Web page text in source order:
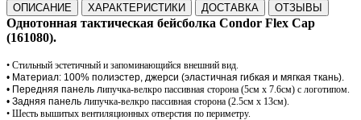
ОПИСАНИЕ ХАРАКТЕРИСТИКИ ДОСТАВКА ОТЗЫВЫ
Однотонная тактическая бейсболка Condor Flex Cap
(161080).
• Стильный эстетичный и запоминающийся внешний вид.
• Материал: 100% полиэстер, джерси (эластичная гибкая и мягкая ткань).
• Передняя панель липучка-велкро пассивная сторона (5см х 7.6см) с логотипом.
• Задняя панель липучка-велкро пассивная сторона (2.5см х 13см).
• Шесть вышитых вентиляционных отверстия по периметру.